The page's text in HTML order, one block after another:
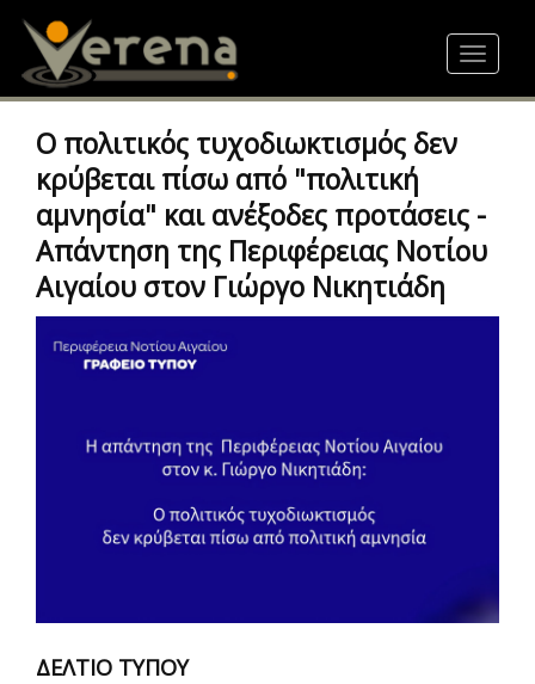
content
Toggle
Ο πολιτικός τυχοδιωκτισμός δεν
κρύβεται πίσω από "πολιτική
αμνησία" και ανέξοδες προτάσεις -
Απάντηση της Περιφέρειας Νοτίου
Αιγαίου στον Γιώργο Νικητιάδη
ΔΕΛΤΙΟ ΤΥΠΟΥ